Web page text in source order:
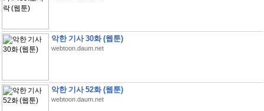
악한 기사 30화 (웹툰)
webtoon.daum.net
악한 기사 52화 (웹툰)
webtoon.daum.net